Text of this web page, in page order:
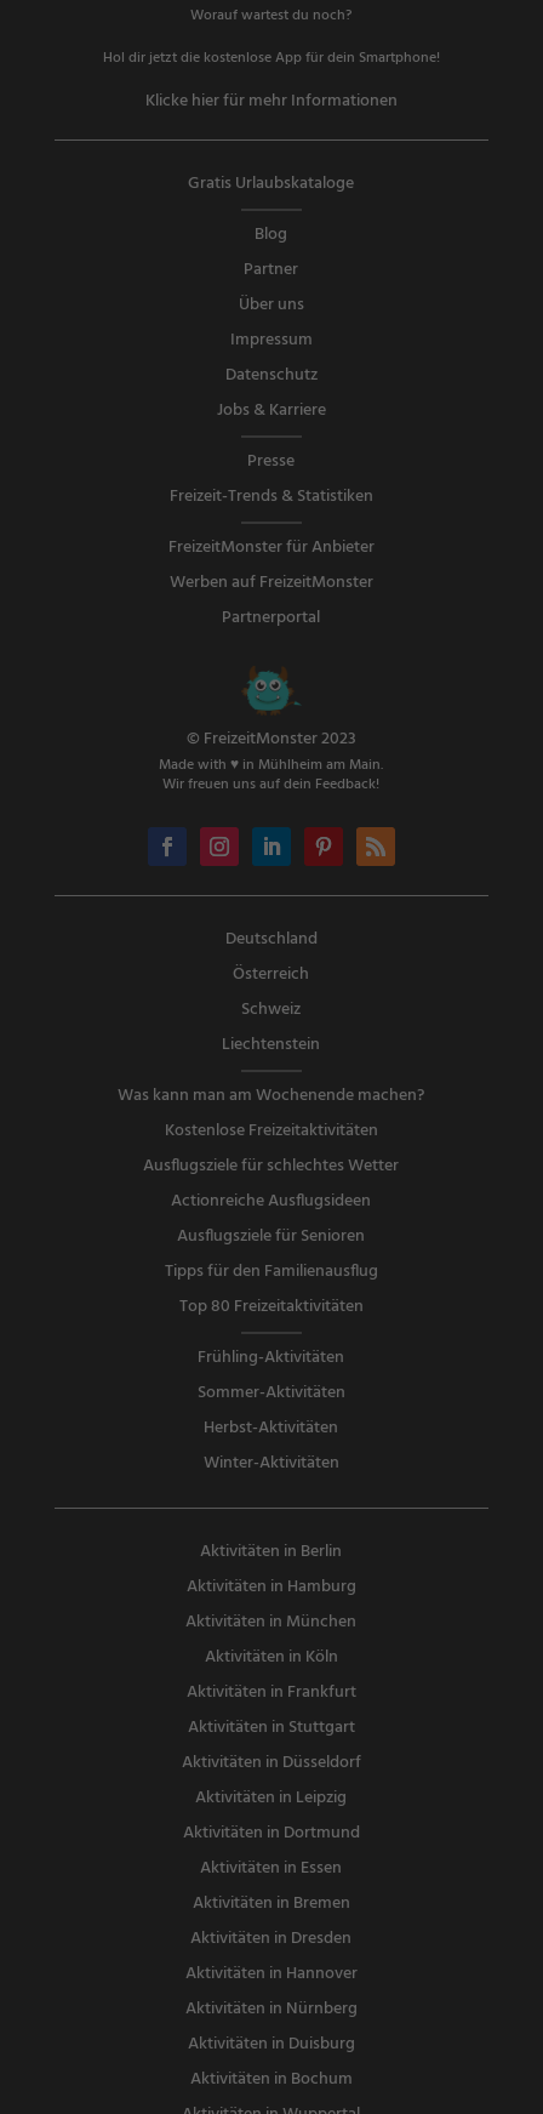
Worauf wartest du noch?
Hol dir jetzt die kostenlose App für dein Smartphone!
Klicke hier für mehr Informationen
Gratis Urlaubskataloge
Blog
Partner
Über uns
Impressum
Datenschutz
Jobs & Karriere
Presse
Freizeit-Trends & Statistiken
FreizeitMonster für Anbieter
Werben auf FreizeitMonster
Partnerportal
© FreizeitMonster 2023
Made with ♥ in Mühlheim am Main.
Wir freuen uns auf dein Feedback!
Deutschland
Österreich
Schweiz
Liechtenstein
Was kann man am Wochenende machen?
Kostenlose Freizeitaktivitäten
Ausflugsziele für schlechtes Wetter
Actionreiche Ausflugsideen
Ausflugsziele für Senioren
Tipps für den Familienausflug
Top 80 Freizeitaktivitäten
Frühling-Aktivitäten
Sommer-Aktivitäten
Herbst-Aktivitäten
Winter-Aktivitäten
Aktivitäten in Berlin
Aktivitäten in Hamburg
Aktivitäten in München
Aktivitäten in Köln
Aktivitäten in Frankfurt
Aktivitäten in Stuttgart
Aktivitäten in Düsseldorf
Aktivitäten in Leipzig
Aktivitäten in Dortmund
Aktivitäten in Essen
Aktivitäten in Bremen
Aktivitäten in Dresden
Aktivitäten in Hannover
Aktivitäten in Nürnberg
Aktivitäten in Duisburg
Aktivitäten in Bochum